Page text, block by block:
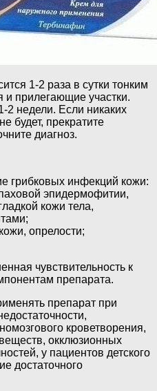
1-2 раза в сутки тонким
и прилегающие участки.
2 недели. Если никаких
будет, прекратите
диагноз.
грибковых инфекций кожи:
эпидермофитии,
кожи тела,
опрелости;
чувствительность к
препарата.
препарат при
кроветворения,
окклюзионных
у пациентов детского
достаточного